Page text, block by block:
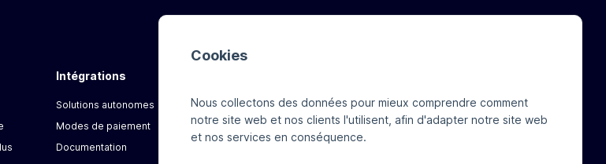
Cookies
Nous collectons des données pour mieux comprendre comment
notre site web et nos clients l'utilisent, afin d'adapter notre site web
et nos services en conséquence.
Intégrations
Solutions autonomes
Modes de paiement
Documentation
Actualités
FAQ
Pour les consommateurs